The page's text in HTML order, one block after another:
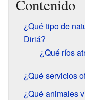
Contenido
¿Qué tipo de
Diriá?
¿Qué ríos
¿Qué servicios
¿Qué animales